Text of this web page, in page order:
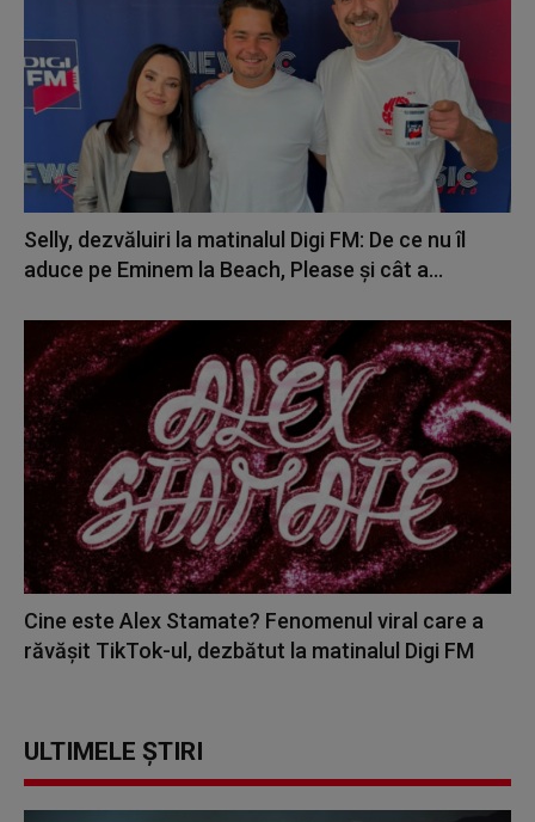
Selly, dezvăluiri la matinalul Digi FM: De ce nu îl
aduce pe Eminem la Beach, Please și cât a...
Cine este Alex Stamate? Fenomenul viral care a
răvășit TikTok-ul, dezbătut la matinalul Digi FM
ULTIMELE ȘTIRI